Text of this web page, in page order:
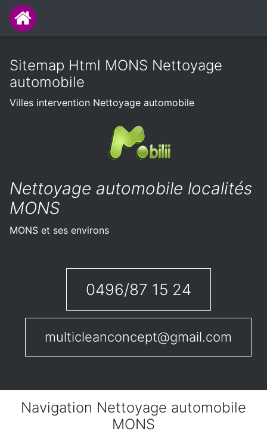
Sitemap Html MONS Nettoyage
automobile
Villes intervention Nettoyage automobile
Nettoyage automobile localités
MONS
MONS et ses environs
0496/87 15 24
multicleanconcept@gmail.com
Navigation Nettoyage automobile
MONS